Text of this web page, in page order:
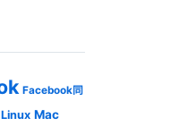
Facebook同
Linux Mac